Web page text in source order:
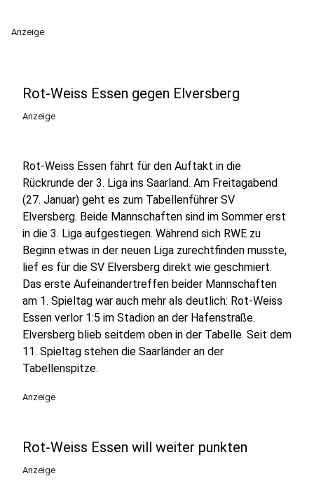
Anzeige
Rot-Weiss Essen gegen Elversberg
Anzeige
Rot-Weiss Essen fährt für den Auftakt in die
Rückrunde der 3. Liga ins Saarland. Am Freitagabend
(27. Januar) geht es zum Tabellenführer SV
Elversberg. Beide Mannschaften sind im Sommer erst
in die 3. Liga aufgestiegen. Während sich RWE zu
Beginn etwas in der neuen Liga zurechtfinden musste,
lief es für die SV Elversberg direkt wie geschmiert.
Das erste Aufeinandertreffen beider Mannschaften
am 1. Spieltag war auch mehr als deutlich: Rot-Weiss
Essen verlor 1:5 im Stadion an der Hafenstraße.
Elversberg blieb seitdem oben in der Tabelle. Seit dem
11. Spieltag stehen die Saarländer an der
Tabellenspitze.
Anzeige
Rot-Weiss Essen will weiter punkten
Anzeige